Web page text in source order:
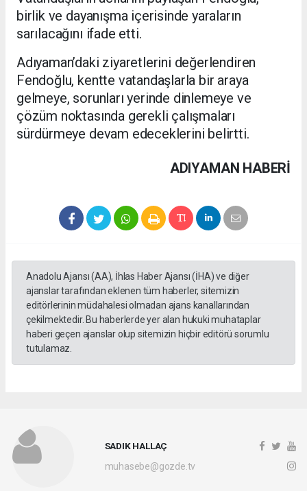
birlik ve dayanışma içerisinde yaraların
sarılacağını ifade etti.
Adıyaman’daki ziyaretlerini değerlendiren
Fendoğlu, kentte vatandaşlarla bir araya
gelmeye, sorunları yerinde dinlemeye ve
çözüm noktasında gerekli çalışmaları
sürdürmeye devam edeceklerini belirtti.
ADIYAMAN HABERİ
Anadolu Ajansı (AA), İhlas Haber Ajansı (İHA) ve diğer
ajanslar tarafından eklenen tüm haberler, sitemizin
editörlerinin müdahalesi olmadan ajans kanallarından
çekilmektedir. Bu haberlerde yer alan hukuki muhataplar
haberi geçen ajanslar olup sitemizin hiçbir editörü sorumlu
tutulamaz.
SADIK HALLAÇ
muhasebe@gozde.tv